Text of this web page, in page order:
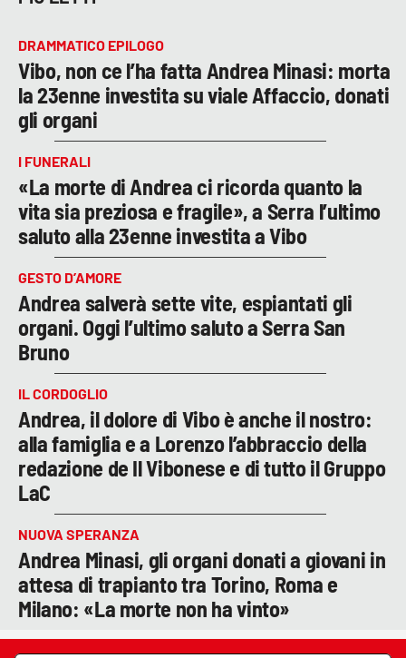
DRAMMATICO EPILOGO
Vibo, non ce l’ha fatta Andrea Minasi: morta
la 23enne investita su viale Affaccio, donati
gli organi
I FUNERALI
«La morte di Andrea ci ricorda quanto la
vita sia preziosa e fragile», a Serra l’ultimo
saluto alla 23enne investita a Vibo
GESTO D’AMORE
Andrea salverà sette vite, espiantati gli
organi. Oggi l’ultimo saluto a Serra San
Bruno
IL CORDOGLIO
Andrea, il dolore di Vibo è anche il nostro:
alla famiglia e a Lorenzo l’abbraccio della
redazione de Il Vibonese e di tutto il Gruppo
LaC
NUOVA SPERANZA
Andrea Minasi, gli organi donati a giovani in
attesa di trapianto tra Torino, Roma e
Milano: «La morte non ha vinto»